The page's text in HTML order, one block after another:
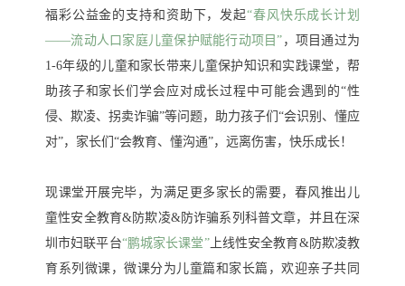
福彩公益金的支持和资助下，发起“春风快乐成长计划
——流动人口家庭儿童保护赋能行动项目” ，项目通过为
1-6年级的儿童和家长带来儿童保护知识和实践课堂，帮
助孩子和家长们学会应对成长过程中可能会遇到的“性
侵、欺凌、拐卖诈骗”等问题，助力孩子们“会识别、懂应
对”，家长们“会教育、懂沟通”，远离伤害，快乐成长！
现课堂开展完毕，为满足更多家长的需要，春风推出儿
童性安全教育&防欺凌&防诈骗系列科普文章，并且在深
圳市妇联平台“鹏城家长课堂”上线性安全教育&防欺凌教
育系列微课，微课分为儿童篇和家长篇，欢迎亲子共同